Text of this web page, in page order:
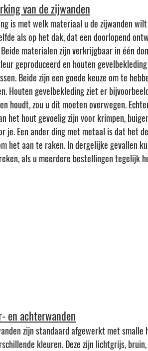
van de zijwanden
is met welk materiaal u de zijwanden
als op het dak, dat een doorlopend
Beide materialen zijn verkrijgbaar in één
geproduceerd en houten
Beide zijn een goede keuze om te
Houten gevelbekleding ziet er
houdt, zou u dit moeten overwegen.
het hout gevoelig zijn voor krimpen,
je. Een ander ding met metaal is dat het
het aan te raken. In dergelijke gevallen
als u meerdere bestellingen tegelijk
en achterwanden
zijn standaard afgewerkt met smalle
kleuren. Deze zijn lichtgrijs,